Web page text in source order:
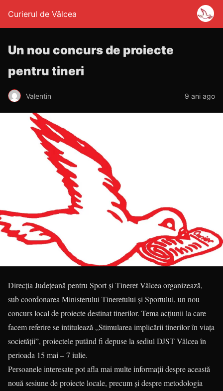
Curierul de Vâlcea
Un nou concurs de proiecte
pentru tineri
Valentin 9 ani ago
Direcția Județeană pentru Sport și Tineret Vâlcea organizează,
sub coordonarea Ministerului Tineretului și Sportului, un nou
concurs local de proiecte destinat tinerilor. Tema acțiunii la care
facem referire se intitulează „Stimularea implicării tinerilor în viața
societății”, proiectele putând fi depuse la sediul DJST Vâlcea în
perioada 15 mai – 7 iulie.
Persoanele interesate pot afla mai multe informații despre această
nouă sesiune de proiecte locale, precum și despre metodologia